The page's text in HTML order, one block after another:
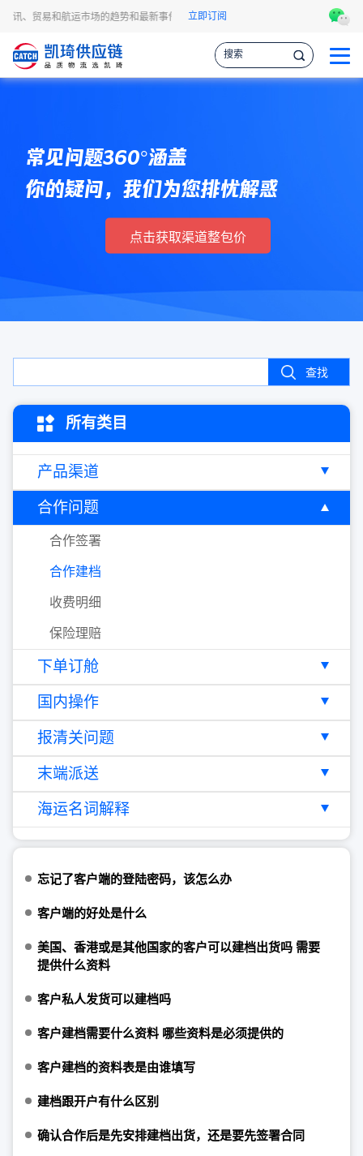
讯、贸易和航运市场的趋势和最新事件，让您掌握各种情报，作出更明智的供应链
立即订阅
常见问题360°涵盖
你的疑问，我们为您排忧解惑
点击获取渠道整包价
查找
所有类目
产品渠道
合作问题
合作签署
合作建档
收费明细
保险理赔
下单订舱
国内操作
报清关问题
末端派送
海运名词解释
忘记了客户端的登陆密码，该怎么办
客户端的好处是什么
美国、香港或是其他国家的客户可以建档出货吗 需要
提供什么资料
客户私人发货可以建档吗
客户建档需要什么资料 哪些资料是必须提供的
客户建档的资料表是由谁填写
建档跟开户有什么区别
确认合作后是先安排建档出货，还是要先签署合同